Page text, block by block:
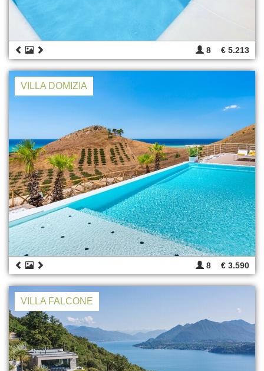
8 € 5.213
VILLA DOMIZIA
8 € 3.590
VILLA FALCONE